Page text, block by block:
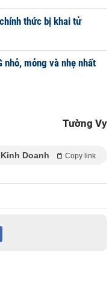
thức bị khai tử
mỏng và nhẹ nhất
Tường Vy
Doanh Copy link